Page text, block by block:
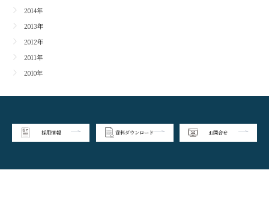
2014年
2013年
2012年
2011年
2010年
採用情報 資料ダウンロード お問合せ